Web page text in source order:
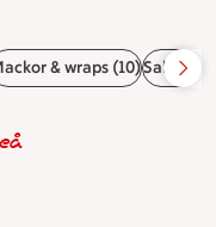
& wraps (10)Sallader